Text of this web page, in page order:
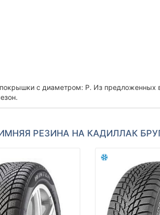
с диаметром: Р. Из предложенных
РЕЗИНА НА КАДИЛЛАК